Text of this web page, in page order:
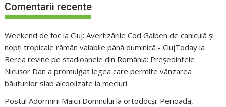
Comentarii recente
Weekend de foc la Cluj: Avertizările Cod Galben de caniculă și
nopți tropicale rămân valabile până duminică - ClujToday la
Berea revine pe stadioanele din România: Președintele
Nicușor Dan a promulgat legea care permite vânzarea
băuturilor slab alcoolizate la meciuri
Postul Adormirii Maicii Domnului la ortodocși: Perioada,